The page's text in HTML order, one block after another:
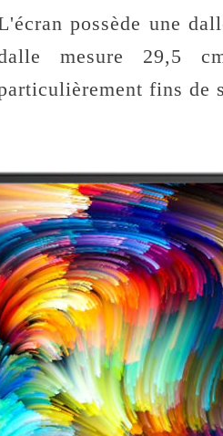
possède une
mesure 29,5
fins de